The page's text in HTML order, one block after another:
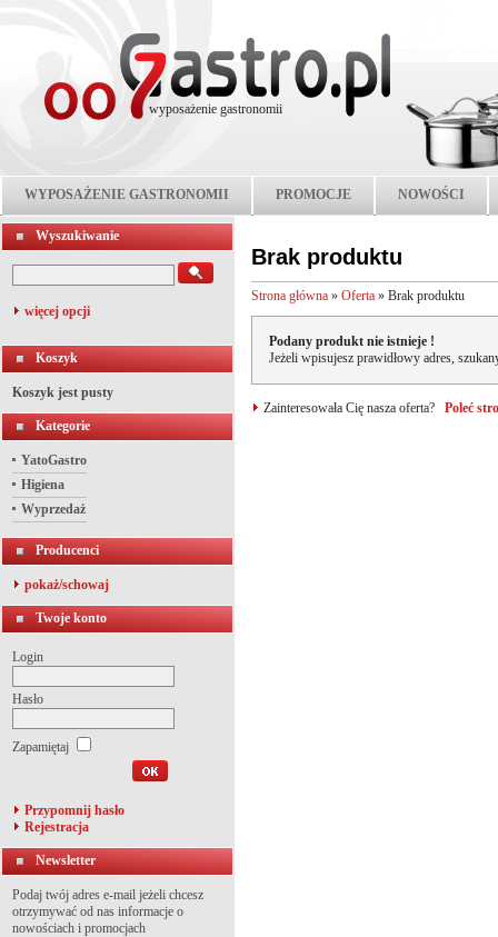
wyposażenie gastronomii
WYPOSAŻENIE GASTRONOMII PROMOCJE NOWOŚCI
Wyszukiwanie
więcej opcji
Koszyk
Koszyk jest pusty
Kategorie
YatoGastro
Higiena
Wyprzedaż
Producenci
pokaż/schowaj
Twoje konto
Login
Hasło
Zapamiętaj
Przypomnij hasło
Rejestracja
Newsletter
Podaj twój adres e-mail jeżeli chcesz
otrzymywać od nas informacje o
nowościach i promocjach
Brak produktu
Strona główna » Oferta » Brak produktu
Podany produkt nie istnieje !
Jeżeli wpisujesz prawidłowy adres,
Zainteresowała Cię nasza oferta? Poleć